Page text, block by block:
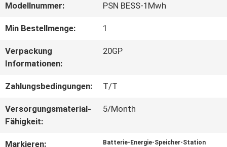
AUSFLUG
TRETEN
Modellnummer: PSN BESS-1Mwh
Min Bestellmenge: 1
Verpackung
Informationen:
20GP
Zahlungsbedingungen: T/T
Versorgungsmaterial-
Fähigkeit:
5/Month
Markieren:
Batterie-Energie-Speicher-Station